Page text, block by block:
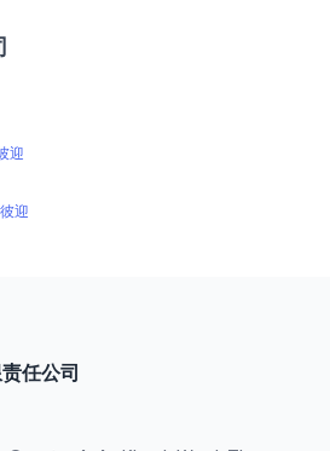
迎
迎
任公司